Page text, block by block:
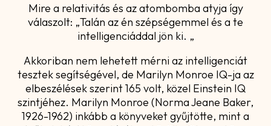
Mire a relativitás és az atombomba atyja így
válaszolt: „Talán az én szépségemmel és a te
intelligenciáddal jön ki. „
Akkoriban nem lehetett mérni az intelligenciát
tesztek segítségével, de Marilyn Monroe IQ-ja az
elbeszélések szerint 165 volt, közel Einstein IQ
szintjéhez. Marilyn Monroe (Norma Jeane Baker,
1926-1962) inkább a könyveket gyűjtötte, mint a